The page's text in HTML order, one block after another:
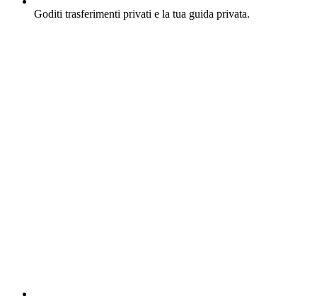
Goditi trasferimenti privati e la tua guida privata.